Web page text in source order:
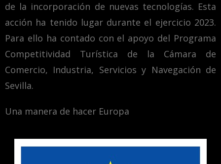
de la incorporación de nuevas tecnologías. Esta
acción ha tenido lugar durante el ejercicio 2023.
Para ello ha contado con el apoyo del Programa
Competitividad Turística de la Cámara de
Comercio, Industria, Servicios y Navegación de
Sevilla.
Una manera de hacer Europa